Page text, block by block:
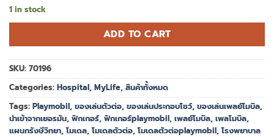
1 in stock
ADD TO CART
SKU: 70196
Categories: Hospital, MyLife, สินค้าทั้งหมด
Tags: Playmobil, ของเล่นตัวต่อ, ของเล่นประกอบโชว์, ของเล่นเพลย์โมบิล,
นำเข้าจากเยอรมัน, ฟิกเกอร์, ฟิกเกอร์playmobil, เพลย์โมบิล, เพลโมบิล,
แผนกรังษีวิทยา,โมเดล,โมเดลตัวต่อ,โมเดลตัวต่อplaymobil,โรงพยาบาล